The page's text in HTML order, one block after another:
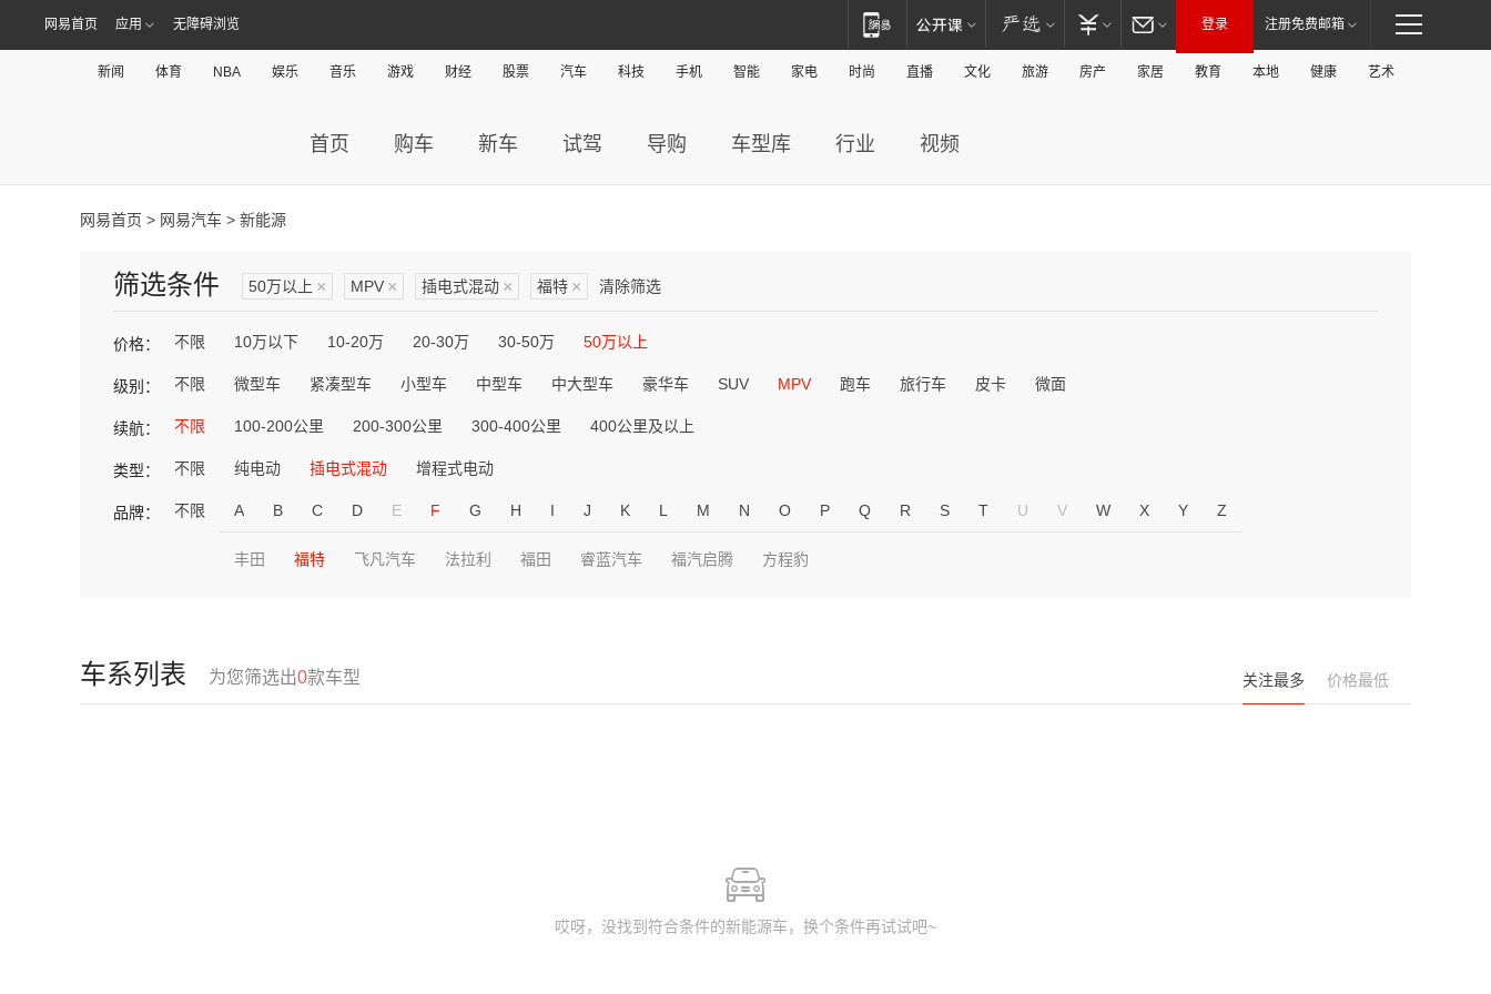
网易首页 应用 无障碍浏览 登录 注册免费邮箱
新闻 体育 NBA 娱乐 音乐 游戏 财经 股票 汽车 科技 手机 智能 家电 时尚 直播 文化 旅游 房产 家居 教育 本地 健康 艺术
首页 购车 新车 试驾 导购 车型库 行业 视频
网易首页 > 网易汽车 > 新能源
筛选条件 50万以上 × MPV × 插电式混动 × 福特 × 清除筛选
价格： 不限 10万以下 10-20万 20-30万 30-50万 50万以上
级别： 不限 微型车 紧凑型车 小型车 中型车 中大型车 豪华车 SUV MPV 跑车 旅行车 皮卡 微面
续航： 不限 100-200公里 200-300公里 300-400公里 400公里及以上
类型： 不限 纯电动 插电式混动 增程式电动
品牌： 不限 A B C D E F G H I J K L M N O P Q R S T U V W X Y Z
丰田 福特 飞凡汽车 法拉利 福田 睿蓝汽车 福汽启腾 方程豹
车系列表 为您筛选出0款车型 关注最多 价格最低
哎呀，没找到符合条件的新能源车，换个条件再试试吧~